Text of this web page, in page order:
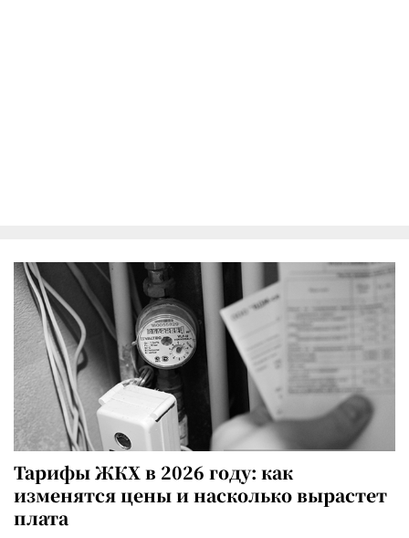
Тарифы ЖКХ в 2026 году: как
изменятся цены и насколько вырастет
плата